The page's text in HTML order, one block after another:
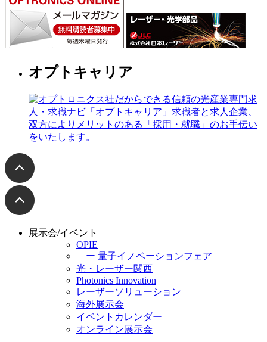
オプトキャリア
展示会/イベント
OPIE
ー 量子イノベーションフェア
光・レーザー関西
Photonics Innovation
レーザーソリューション
海外展示会
イベントカレンダー
オンライン展示会